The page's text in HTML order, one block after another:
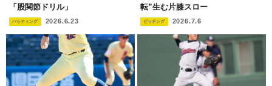
「股関節ドリル」
バッティング 2026.6.23
転”生む片膝スロー
ピッチング 2026.7.6